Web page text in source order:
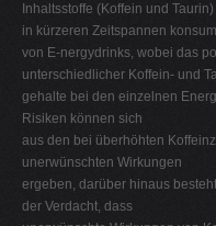
Inhaltsstoffe (Koffein und
in kürzeren Zeitspannen
von E-nergydrinks, wobei das
unterschiedlicher Koffein- und
gehalte bei den einzelnen
Risiken können sich
aus den bei überhöhten
unerwünschten Wirkungen
ergeben, darüber hinaus
der Verdacht, dass